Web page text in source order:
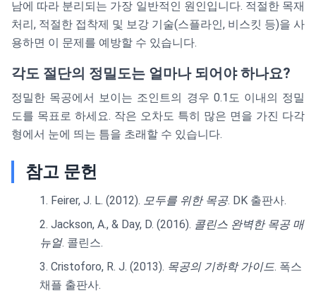
남에 따라 분리되는 가장 일반적인 원인입니다. 적절한 목재
처리, 적절한 접착제 및 보강 기술(스플라인, 비스킷 등)을 사
용하면 이 문제를 예방할 수 있습니다.
각도 절단의 정밀도는 얼마나 되어야 하나요?
정밀한 목공에서 보이는 조인트의 경우 0.1도 이내의 정밀
도를 목표로 하세요. 작은 오차도 특히 많은 면을 가진 다각
형에서 눈에 띄는 틈을 초래할 수 있습니다.
참고 문헌
Feirer, J. L. (2012). 모두를 위한 목공. DK 출판사.
Jackson, A., & Day, D. (2016). 콜린스 완벽한 목공 매
뉴얼. 콜린스.
Cristoforo, R. J. (2013). 목공의 기하학 가이드. 폭스
채플 출판사.